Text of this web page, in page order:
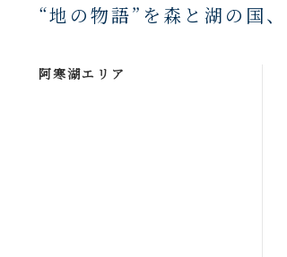
“地の物語”を森と湖の国、
阿寒湖エリア